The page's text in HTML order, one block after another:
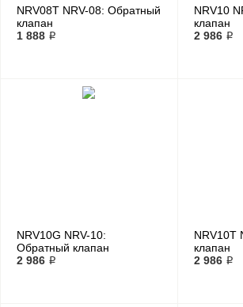
NRV08T NRV-08: Обратный
клапан
1 888 ₽
NRV10
клапан
2 986 ₽
NRV10G NRV-10:
Обратный клапан
2 986 ₽
NRV10T
клапан
2 986 ₽